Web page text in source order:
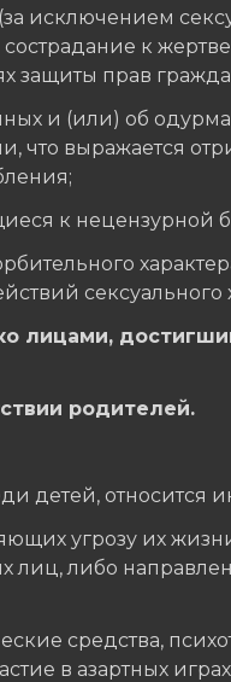
исключением
к
прав
и (или) об
что выражается
к нецензурной
сексуального
лицами,
родителей.
детей, относится
угрозу их
либо
средства,
в азартных